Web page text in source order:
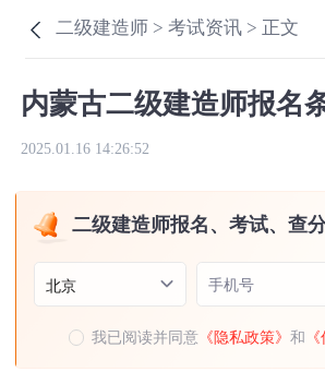
二级建造师 >考试资讯 > 正文
内蒙古二级建造师报名
2025.01.16 14:26:52
二级建造师报名、考试、查
北京 手机号
我已阅读并同意 《隐私政策》和